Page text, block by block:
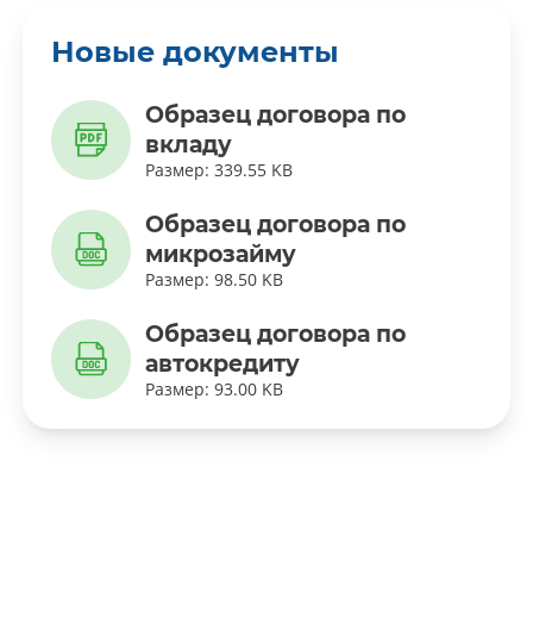
Новые документы
Образец договора по
вкладу
Размер: 339.55 KB
Образец договора по
микрозайму
Размер: 98.50 KB
Образец договора по
автокредиту
Размер: 93.00 KB